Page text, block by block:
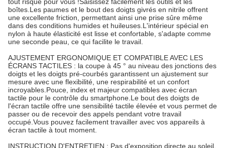
boîtes.Les paumes et le bout des doigts givrés en nitrile offrent
une excellente friction, permettant ainsi une prise sûre même
dans des conditions humides et huileuses.L'intérieur spécial en
nylon à haute élasticité est lisse et confortable, s'adapte comme
une seconde peau, ce qui facilite le travail.
AJUSTEMENT ERGONOMIQUE ET COMPATIBLE AVEC LES
ÉCRANS TACTILES : la coupe à 45 ° au niveau des jonctions des
doigts et les doigts pré-courbés garantissent un ajustement sur
mesure avec une flexibilité, une respirabilité et un confort
incroyables.Pouce, index et majeur compatibles avec écran
tactile pour le contrôle du smartphone.Le bout des doigts de
l'écran tactile offre une sensibilité tactile élevée et vous permet de
passer ou de recevoir des appels pendant votre travail
occupé.Vous pouvez facilement travailler avec vos appareils à
écran tactile à tout moment.
INSTRUCTION D'ENTRETIEN : Pas d'exposition directe au soleil,